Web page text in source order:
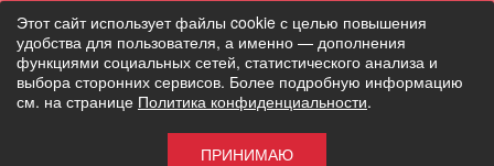
покинуть данный сайт. Цены и информация представлена на
данном сайте в ознакомительных целях и не являются
публичной офертой ни при каких обстоятельствах!
ТермоСток - все для отопления и водоснабжения © 2026
Этот сайт использует файлы cookie с целью повышения
удобства для пользователя, а именно — дополнения
функциями социальных сетей, статистического анализа и
выбора сторонних сервисов. Более подробную информацию
см. на странице Политика конфиденциальности.
ПРИНИМАЮ